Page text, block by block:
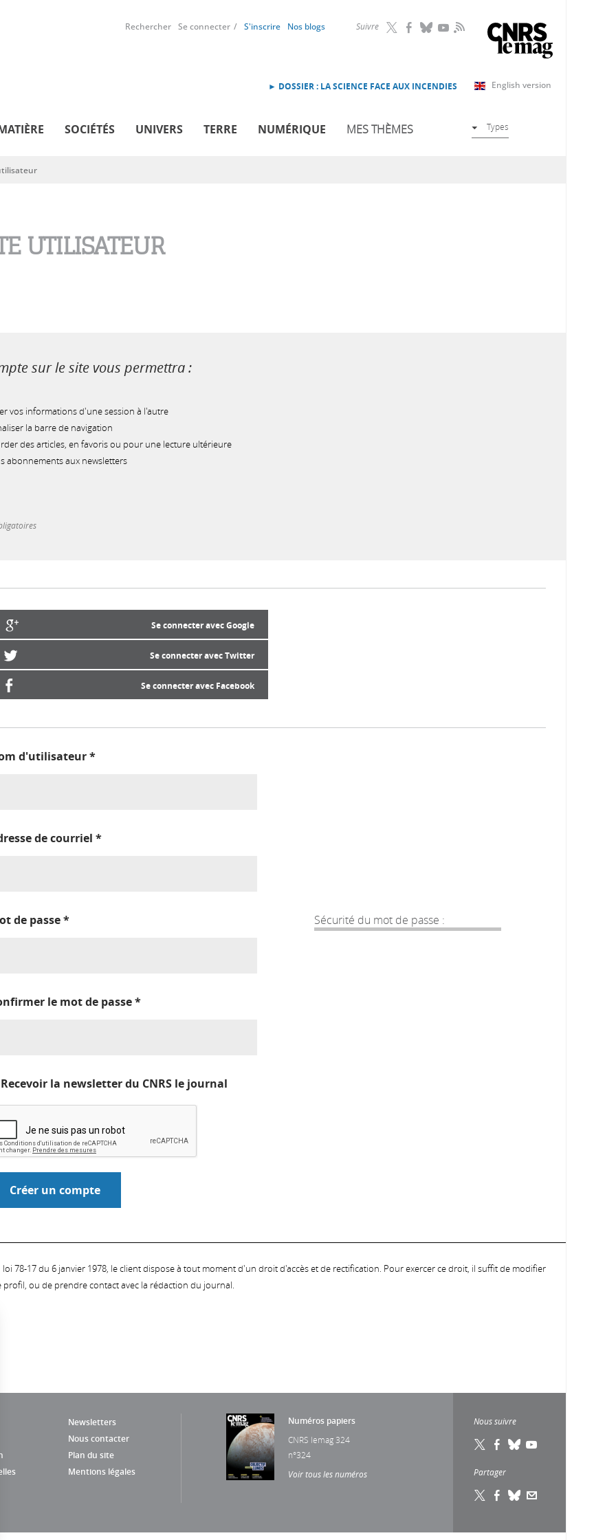
Suivre RSS
Rechercher Se connecter S'inscrire Nos blogs
English version
► DOSSIER : LA SCIENCE FACE AUX INCENDIES
SOCIÉTÉS UNIVERS TERRE NUMÉRIQUE MES THÈMES Types
UTILISATEUR
sur le site vous permettra :
vos informations d'une session à l'autre
la barre de navigation
des articles, en favoris ou pour une lecture ultérieure
abonnements aux newsletters
Se connecter avec Google
Se connecter avec Twitter
Se connecter avec Facebook
d'utilisateur*
de courriel *
Sécurité du mot de passe :
de passe*
le mot de passe*
Recevoir la newsletter du CNRS le journal
78-17 du 6 janvier 1978, le client dispose à tout moment d'un droit d'accès et de rectification. Pour exercer ce droit, il suffit de modifier
ou de prendre contact avec la rédaction du journal.
Newsletters
Nous contacter
Plan du site
Mentions légales
Numéros papiers
CNRS lemag 324
n°324
Voir tous les numéros
Nous suivre
Partager